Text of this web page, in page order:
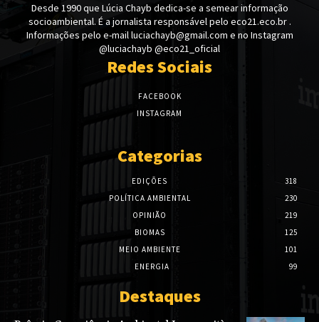
Desde 1990 que Lúcia Chayb dedica-se a semear informação
socioambiental. É a jornalista responsável pelo eco21.eco.br .
Informações pelo e-mail luciachayb@gmail.com e no Instagram
@luciachayb @eco21_oficial
Redes Sociais
FACEBOOK
INSTAGRAM
Categorias
EDIÇÕES
318
POLÍTICA AMBIENTAL
230
OPINIÃO
219
BIOMAS
125
MEIO AMBIENTE
101
ENERGIA
99
Destaques